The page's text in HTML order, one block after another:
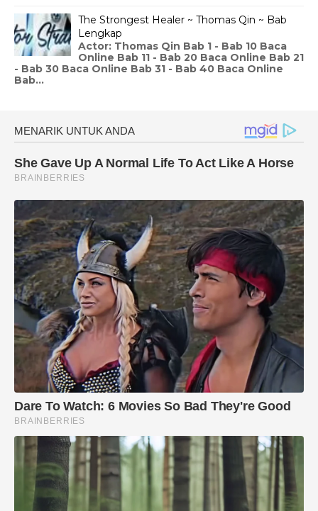
The Strongest Healer ~ Thomas Qin ~ Bab
Lengkap
Actor: Thomas Qin Bab 1 - Bab 10 Baca
Online Bab 11 - Bab 20 Baca Online Bab 21
- Bab 30 Baca Online Bab 31 - Bab 40 Baca Online
Bab...